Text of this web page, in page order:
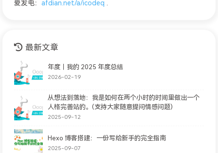
爱发电： afdian.net/a/icodeq
最新文章
年度｜我的 2025 年度总结
2026-02-19
从想法到落地：我是如何在两个小时的时间里做出一个
人格完善站的。(支持大家随意提问情感问题)
2025-09-12
Hexo 博客搭建：一份写给新手的完全指南
2025-09-07